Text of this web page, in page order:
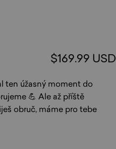
$169.99 USD
ten úžasný moment do
💪 Ale až příště
obruč, máme pro tebe